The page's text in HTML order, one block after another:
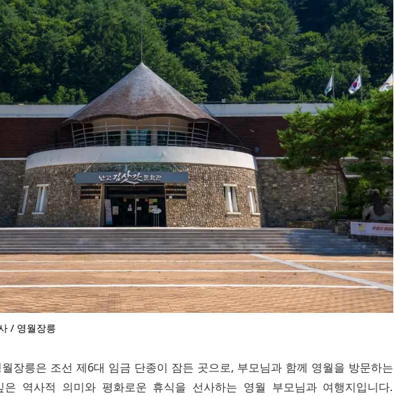
/ 영월장릉
장릉은 조선 제6대 임금 단종이 잠든 곳으로, 부모님과 함께 영월을 방문하는
은 역사적 의미와 평화로운 휴식을 선사하는 영월 부모님과 여행지입니다.